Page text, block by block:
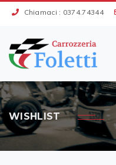
Chiamaci : 0374.74344
WISHLIST